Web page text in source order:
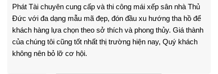
Phát Tài chuyên cung cấp và thi công mái xếp sân nhà Thủ
Đức với đa dạng mẫu mã đẹp, đón đầu xu hướng tha hồ để
khách hàng lựa chọn theo sở thích và phong thủy. Giá thành
của chúng tôi cũng tốt nhất thị trường hiện nay, Quý khách
không nên bỏ lỡ cơ hội.